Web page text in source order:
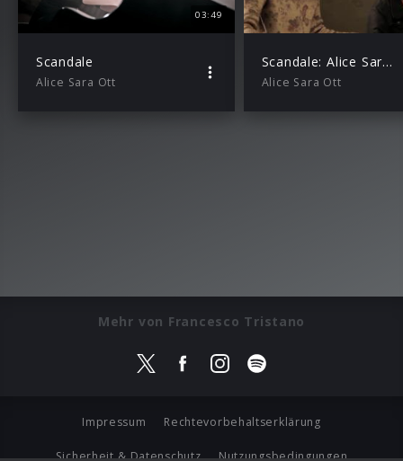
03:49
Scandale
Alice Sara Ott
Scandale: Alice Sara Ott und Francesco Tristano über “A Soft Shell Groove”
Alice Sara Ott
Mehr von Francesco Tristano
Impressum Rechtevorbehaltserklärung
Sicherheit & Datenschutz Nutzungsbedingungen